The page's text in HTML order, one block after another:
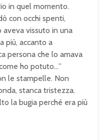
in quel momento.
con occhi spenti,
vissuto in una
più, accanto a
persona che lo amava
ho potuto…”
le stampelle. Non
stanca tristezza.
la bugia perché era più